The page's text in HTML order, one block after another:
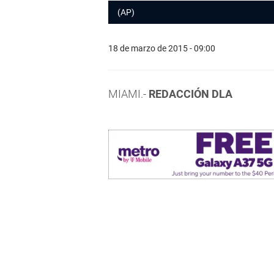
(AP)
18 de marzo de 2015 - 09:00
MIAMI.- REDACCIÓN DLA